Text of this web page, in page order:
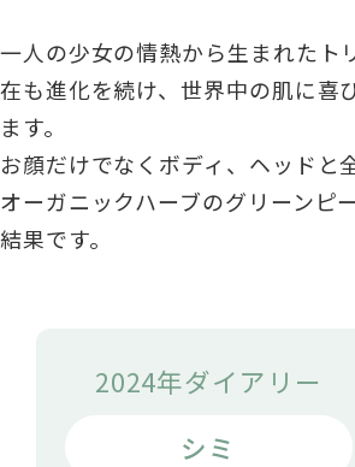
一人の少女の情熱から生まれたト
在も進化を続け、世界中の肌に喜
ます。
お顔だけでなくボディ、ヘッドと
オーガニックハーブのグリーンピ
結果です。
2024年ダイアリー
シミ